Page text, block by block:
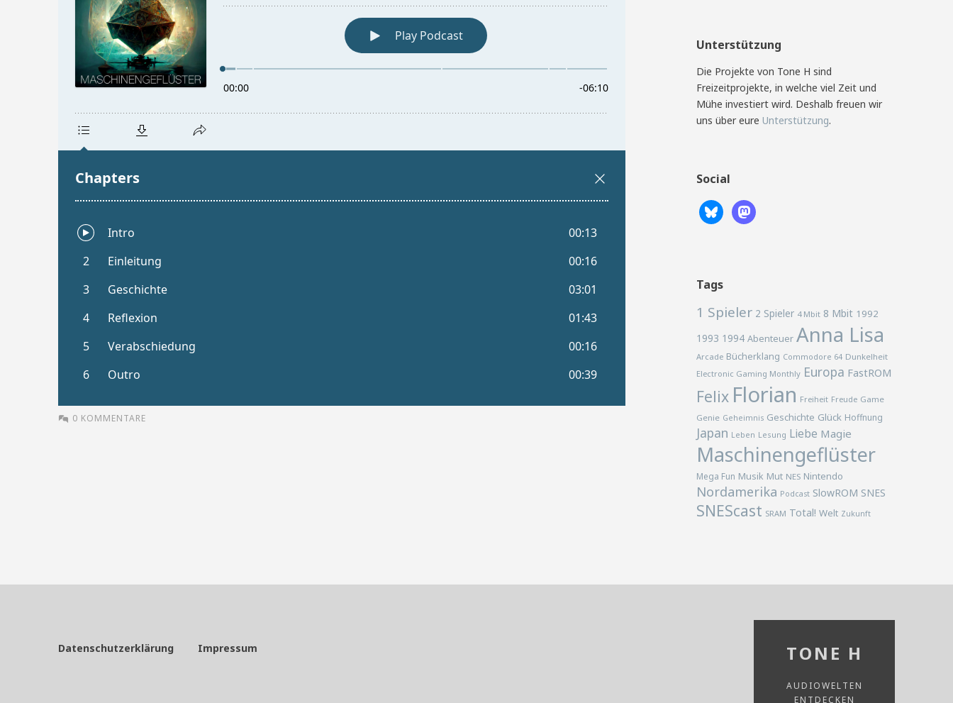
0 KOMMENTARE
Unterstützung
Die Projekte von Tone H sind
Freizeitprojekte, in welche viel Zeit und
Mühe investiert wird. Deshalb freuen wir
uns über eure Unterstützung.
Social
Tags
1 Spieler 2 Spieler 4 Mbit 8 Mbit 1992
1993 1994 Abenteuer Anna Lisa
Arcade Bücherklang Commodore 64 Dunkelheit
Electronic Gaming Monthly Europa FastROM
Felix Florian Freiheit Freude Game
Genie Geheimnis Geschichte Glück Hoffnung
Japan Leben Lesung Liebe Magie
Maschinengeflüster
Mega Fun Musik Mut NES Nintendo
Nordamerika Podcast SlowROM SNES
SNEScast SRAM Total! Welt Zukunft
Datenschutzerklärung Impressum TONE H
AUDIOWELTEN
ENTDECKEN